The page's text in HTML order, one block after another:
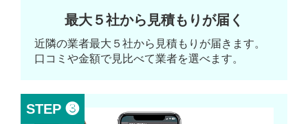
最大５社から見積もりが届く
近隣の業者最大５社から見積もりが届きます。
口コミや金額で見比べて業者を選べます。
STEP ❸